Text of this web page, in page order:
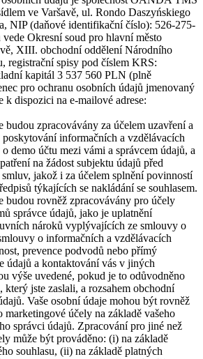
ve Varšavě, ul. Rondo Daszyńskiego
NIP (daňové identifikační číslo): 526-275-
Okresní soud pro hlavní město
XIII. obchodní oddělení Národního
registrační spisy pod číslem KRS:
kapitál 3 537 560 PLN (plně
pro ochranu osobních údajů jmenovaný
k dispozici na e-mailové adrese:
budou zpracovávány za účelem uzavření a
informačních a vzdělávacích
demo účtu mezi vámi a správcem údajů, a
na žádost subjektu údajů před
jakož i za účelem splnění povinností
týkajících se nakládání se souhlasem.
budou rovněž zpracovávány pro účely
správce údajů, jako je uplatnění
nároků vyplývajících ze smlouvy o
o informačních a vzdělávacích
prevence podvodů nebo přímý
údajů a kontaktování vás v jiných
výše uvedené, pokud je to odůvodněno
který jste zaslali, a rozsahem obchodní
Vaše osobní údaje mohou být rovněž
marketingové účely na základě vašeho
správci údajů. Zpracování pro jiné než
může být prováděno: (i) na základě
souhlasu, (ii) na základě platných